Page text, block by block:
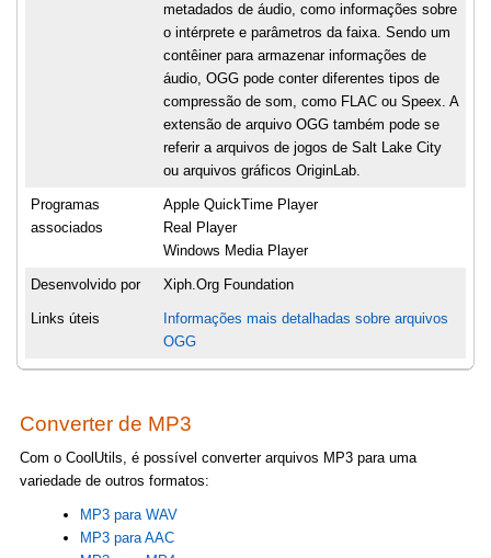
metadados de áudio, como informações sobre
o intérprete e parâmetros da faixa. Sendo um
contêiner para armazenar informações de
áudio, OGG pode conter diferentes tipos de
compressão de som, como FLAC ou Speex. A
extensão de arquivo OGG também pode se
referir a arquivos de jogos de Salt Lake City
ou arquivos gráficos OriginLab.
Programas
associados
Apple QuickTime Player
Real Player
Windows Media Player
Desenvolvido por Xiph.Org Foundation
Links úteis
Informações mais detalhadas sobre arquivos
OGG
Converter de MP3
Com o CoolUtils, é possível converter arquivos MP3 para uma
variedade de outros formatos:
MP3 para WAV
MP3 para AAC